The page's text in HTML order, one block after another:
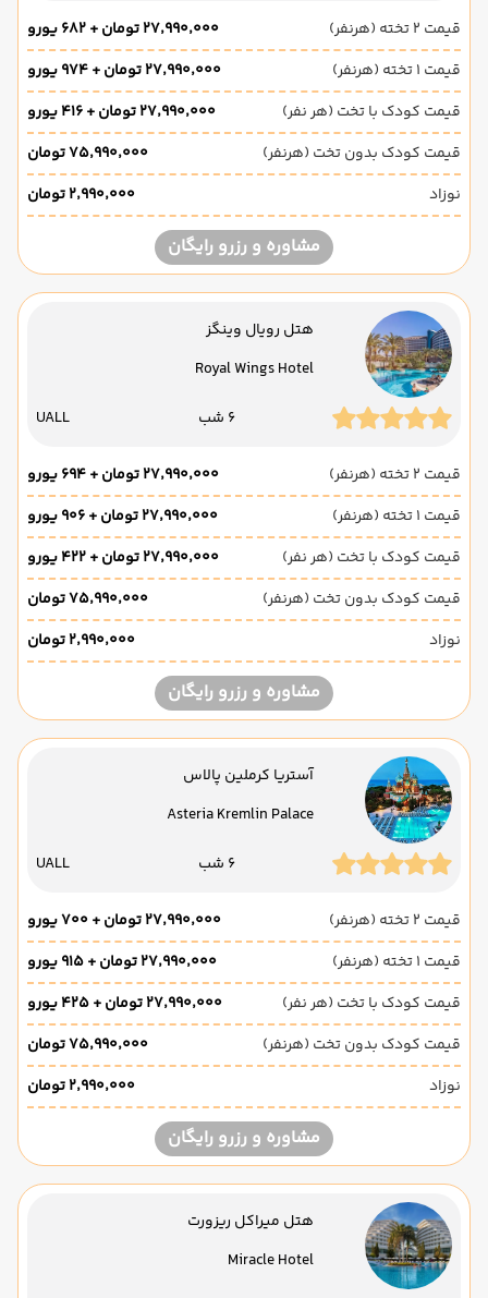
قیمت 2 تخته (هرنفر)
۲۷٬۹۹۰٬۰۰۰ تومان + ۶۸۲ یورو
قیمت 1 تخته (هرنفر)
۲۷٬۹۹۰٬۰۰۰ تومان + ۹۷۴ یورو
قیمت کودک با تخت (هر نفر)
۲۷٬۹۹۰٬۰۰۰ تومان + ۴۱۶ یورو
قیمت کودک بدون تخت (هرنفر)
۷۵٬۹۹۰٬۰۰۰ تومان
نوزاد
۲٬۹۹۰٬۰۰۰ تومان
مشاوره و رزرو رایگان
هتل رویال وینگز
Royal Wings Hotel
6 شب UALL
قیمت 2 تخته (هرنفر)
۲۷٬۹۹۰٬۰۰۰ تومان + ۶۹۴ یورو
قیمت 1 تخته (هرنفر)
۲۷٬۹۹۰٬۰۰۰ تومان + ۹۰۶ یورو
قیمت کودک با تخت (هر نفر)
۲۷٬۹۹۰٬۰۰۰ تومان + ۴۲۲ یورو
قیمت کودک بدون تخت (هرنفر)
۷۵٬۹۹۰٬۰۰۰ تومان
نوزاد
۲٬۹۹۰٬۰۰۰ تومان
مشاوره و رزرو رایگان
آستریا کرملین پالاس
Asteria Kremlin Palace
6 شب UALL
قیمت 2 تخته (هرنفر)
۲۷٬۹۹۰٬۰۰۰ تومان + ۷۰۰ یورو
قیمت 1 تخته (هرنفر)
۲۷٬۹۹۰٬۰۰۰ تومان + ۹۱۵ یورو
قیمت کودک با تخت (هر نفر)
۲۷٬۹۹۰٬۰۰۰ تومان + ۴۲۵ یورو
قیمت کودک بدون تخت (هرنفر)
۷۵٬۹۹۰٬۰۰۰ تومان
نوزاد
۲٬۹۹۰٬۰۰۰ تومان
مشاوره و رزرو رایگان
هتل میراکل ریزورت
Miracle Hotel